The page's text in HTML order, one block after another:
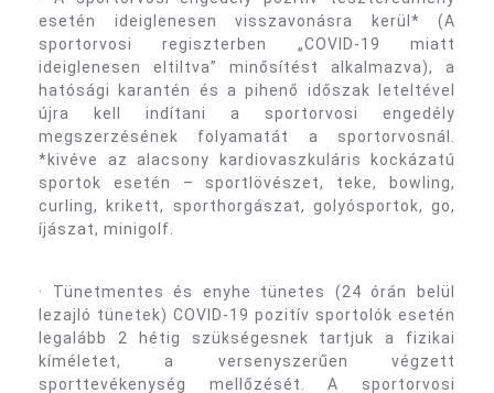
esetén ideiglenesen visszavonásra kerül* (A
sportorvosi regiszterben „COVID-19 miatt
ideiglenesen eltiltva” minősítést alkalmazva), a
hatósági karantén és a pihenő időszak leteltével
újra kell indítani a sportorvosi engedély
megszerzésének folyamatát a sportorvosnál.
*kivéve az alacsony kardiovaszkuláris kockázatú
sportok esetén – sportlövészet, teke, bowling,
curling, krikett, sporthorgászat, golyósportok, go,
íjászat, minigolf.
· Tünetmentes és enyhe tünetes (24 órán belül
lezajló tünetek) COVID-19 pozitív sportolók esetén
legalább 2 hétig szükségesnek tartjuk a fizikai
kíméletet, a versenyszerűen végzett
sporttevékenység mellőzését. A sportorvosi